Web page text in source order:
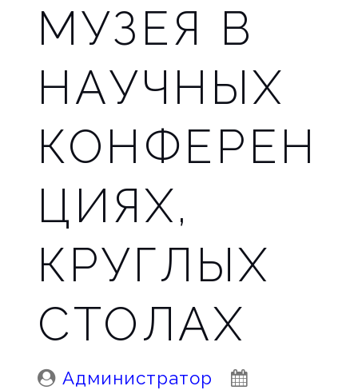
МУЗЕЯ В
НАУЧНЫХ
КОНФЕРЕН
ЦИЯХ,
КРУГЛЫХ
СТОЛАХ
Posted
Администратор